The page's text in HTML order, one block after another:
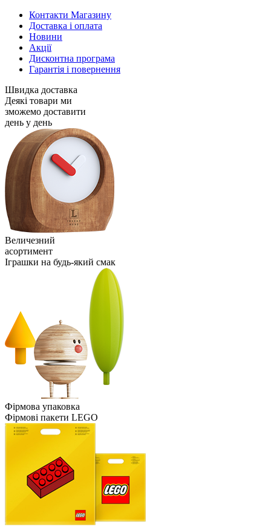
Контакти Магазину
Доставка і оплата
Новини
Акції
Дисконтна програма
Гарантія і повернення
Швидка доставка
Деякі товари ми
зможемо доставити
день у день
Величезний
асортимент
Іграшки на будь-який смак
Фірмова упаковка
Фірмові пакети LEGO